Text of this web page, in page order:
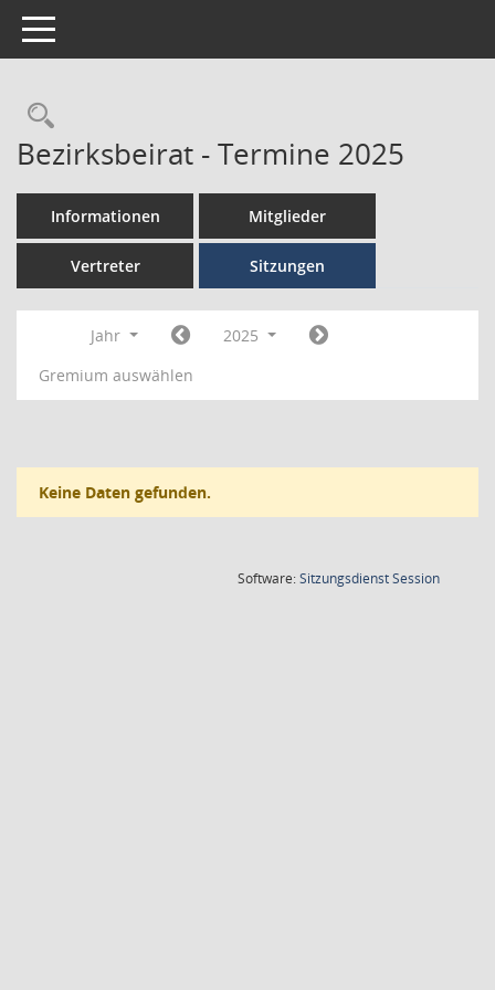
Toggle navigation
Bezirksbeirat - Termine 2025
Informationen Mitglieder
Vertreter Sitzungen
Jahr
2025
Gremium auswählen
Keine Daten gefunden.
Software:SitzungsdienstSession(Wird in